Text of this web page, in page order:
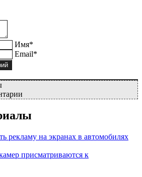
Имя*
Email*
рекламу на экранах в автомобилях
присматриваются к